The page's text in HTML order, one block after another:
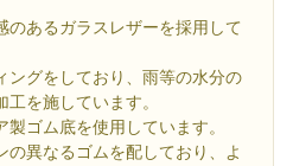
のあるガラスレザーを採用して
ングをしており、雨等の水分の
を施しています。
ゴム底を使用しています。
の異なるゴムを配しており、よ